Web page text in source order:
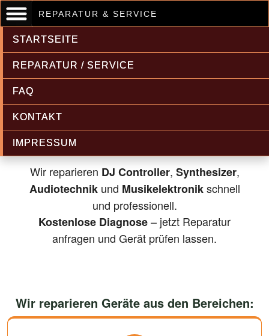
REPARATUR & SERVICE
STARTSEITE
REPARATUR / SERVICE
FAQ
KONTAKT
IMPRESSUM
Musikelektronik & Audiotechnik
Reparatur
Wir reparieren DJ Controller, Synthesizer,
Audiotechnikund Musikelektronikschnell
und professionell.
Kostenlose Diagnose– jetzt Reparatur
anfragen und Gerät prüfen lassen.
Wir reparieren Geräte aus den Bereichen: